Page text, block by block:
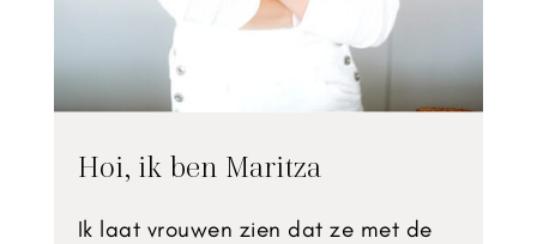
Hoi, ik ben Maritza
Ik laat vrouwen zien dat ze met de